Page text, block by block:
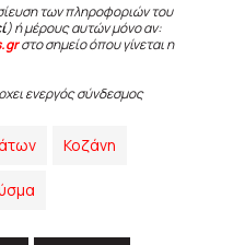
των πληροφοριών του
) ή μέρους αυτών μόνο αν:
στο σημείο όπου γίνεται η
ενεργός σύνδεσμος
Κοζάνη